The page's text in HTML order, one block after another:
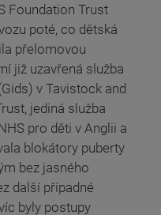
Foundation Trust
poté, co dětská
přelomovou
již uzavřená služba
v Tavistock and
jediná služba
pro děti v Anglii a
blokátory puberty
bez jasného
další případné
byly postupy